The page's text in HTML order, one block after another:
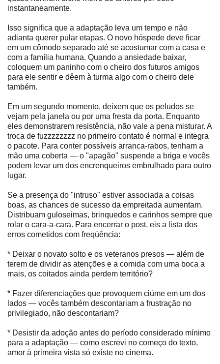
instantaneamente.
Isso significa que a adaptação leva um tempo e não
adianta querer pular etapas. O novo hóspede deve ficar
em um cômodo separado até se acostumar com a casa e
com a família humana. Quando a ansiedade baixar,
coloquem um paninho com o cheiro dos futuros amigos
para ele sentir e dêem à turma algo com o cheiro dele
também.
Em um segundo momento, deixem que os peludos se
vejam pela janela ou por uma fresta da porta. Enquanto
eles demonstrarem resistência, não vale a pena misturar. A
troca de fuzzzzzzzz no primeiro contato é normal e integra
o pacote. Para conter possíveis arranca-rabos, tenham a
mão uma coberta — o "apagão" suspende a briga e vocês
podem levar um dos encrenqueiros embrulhado para outro
lugar.
Se a presença do "intruso" estiver associada a coisas
boas, as chances de sucesso da empreitada aumentam.
Distribuam guloseimas, brinquedos e carinhos sempre que
rolar o cara-a-cara. Para encerrar o post, eis a lista dos
erros cometidos com freqüência:
* Deixar o novato solto e os veteranos presos — além de
terem de dividir as atenções e a comida com uma boca a
mais, os coitados ainda perdem território?
* Fazer diferenciações que provoquem ciúme em um dos
lados — vocês também descontariam a frustração no
privilegiado, não descontariam?
* Desistir da adoção antes do período considerado mínimo
para a adaptação — como escrevi no começo do texto,
amor à primeira vista só existe no cinema.